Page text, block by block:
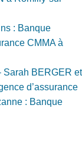
: Banque
CMMA à
Sarah BERGER et
d’assurance
: Banque